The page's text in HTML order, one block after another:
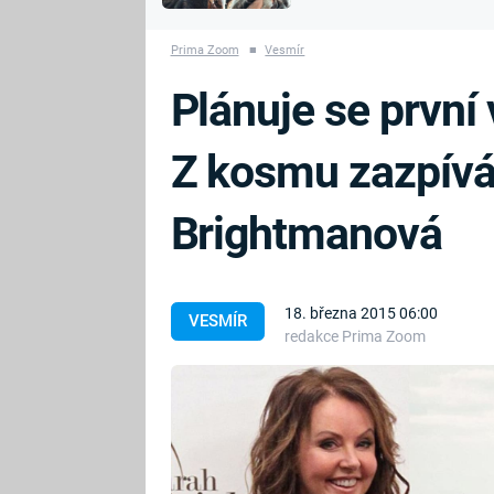
PRVNÍ SVĚTOVÁ
BRITSKÁ
KRÁLOVSKÁ
RODINA
Prima Zoom ■ Vesmír
VESMÍR
18. března 2015 06:00
redakce Prima Zoom
Plánuje se
Z kosmu
Brightmanová